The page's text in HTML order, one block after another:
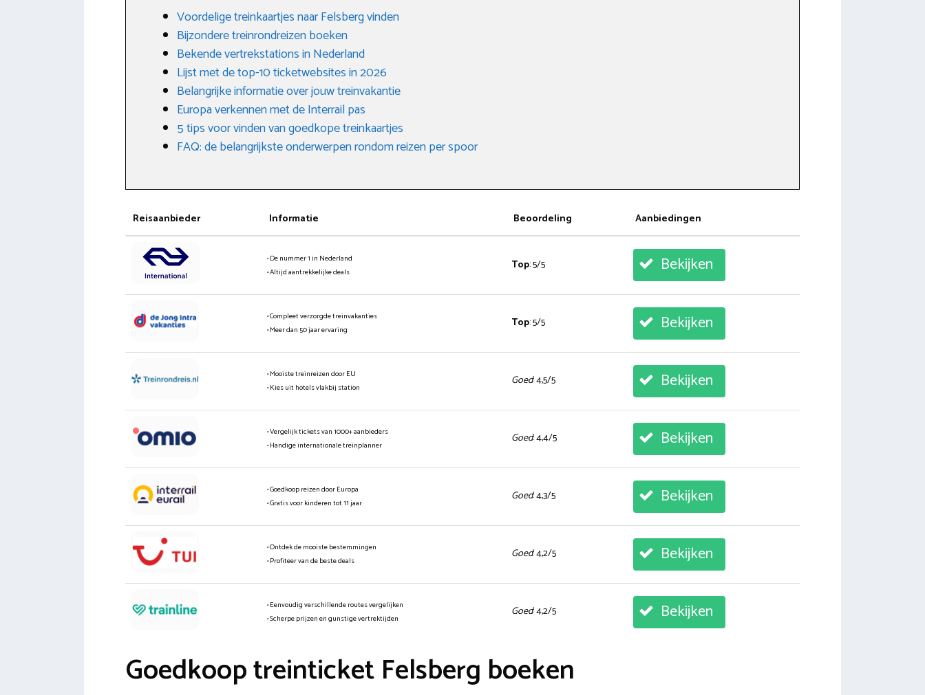
Voordelige treinkaartjes naar Felsberg vinden
Bijzondere treinrondreizen boeken
Bekende vertrekstations in Nederland
Lijst met de top-10 ticketwebsites in 2026
Belangrijke informatie over jouw treinvakantie
Europa verkennen met de Interrail pas
5 tips voor vinden van goedkope treinkaartjes
FAQ: de belangrijkste onderwerpen rondom reizen per spoor
Reisaanbieder Informatie Beoordeling Aanbiedingen
• De nummer 1 in Nederland
• Altijd aantrekkelijke deals
Top: 5/5 Bekijken
• Compleet verzorgde treinvakanties
• Meer dan 50 jaar ervaring
Top: 5/5 Bekijken
• Mooiste treinreizen door EU
• Kies uit hotels vlakbij station
Goed: 4,5/5 Bekijken
• Vergelijk tickets van 1000+ aanbieders
• Handige internationale treinplanner
Goed: 4,4/5 Bekijken
• Goedkoop reizen door Europa
• Gratis voor kinderen tot 11 jaar
Goed: 4,3/5 Bekijken
• Ontdek de mooiste bestemmingen
• Profiteer van de beste deals
Goed: 4,2/5 Bekijken
• Eenvoudig verschillende routes vergelijken
• Scherpe prijzen en gunstige vertrektijden
Goed: 4,2/5 Bekijken
Goedkoop treinticket Felsberg boeken